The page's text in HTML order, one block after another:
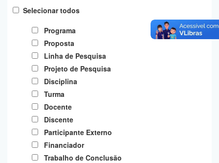
Planalto Selecionar todos
Programa
Proposta
Linha de Pesquisa
Projeto de Pesquisa
Disciplina
Turma
Docente
Discente
Participante Externo
Financiador
Trabalho de Conclusão